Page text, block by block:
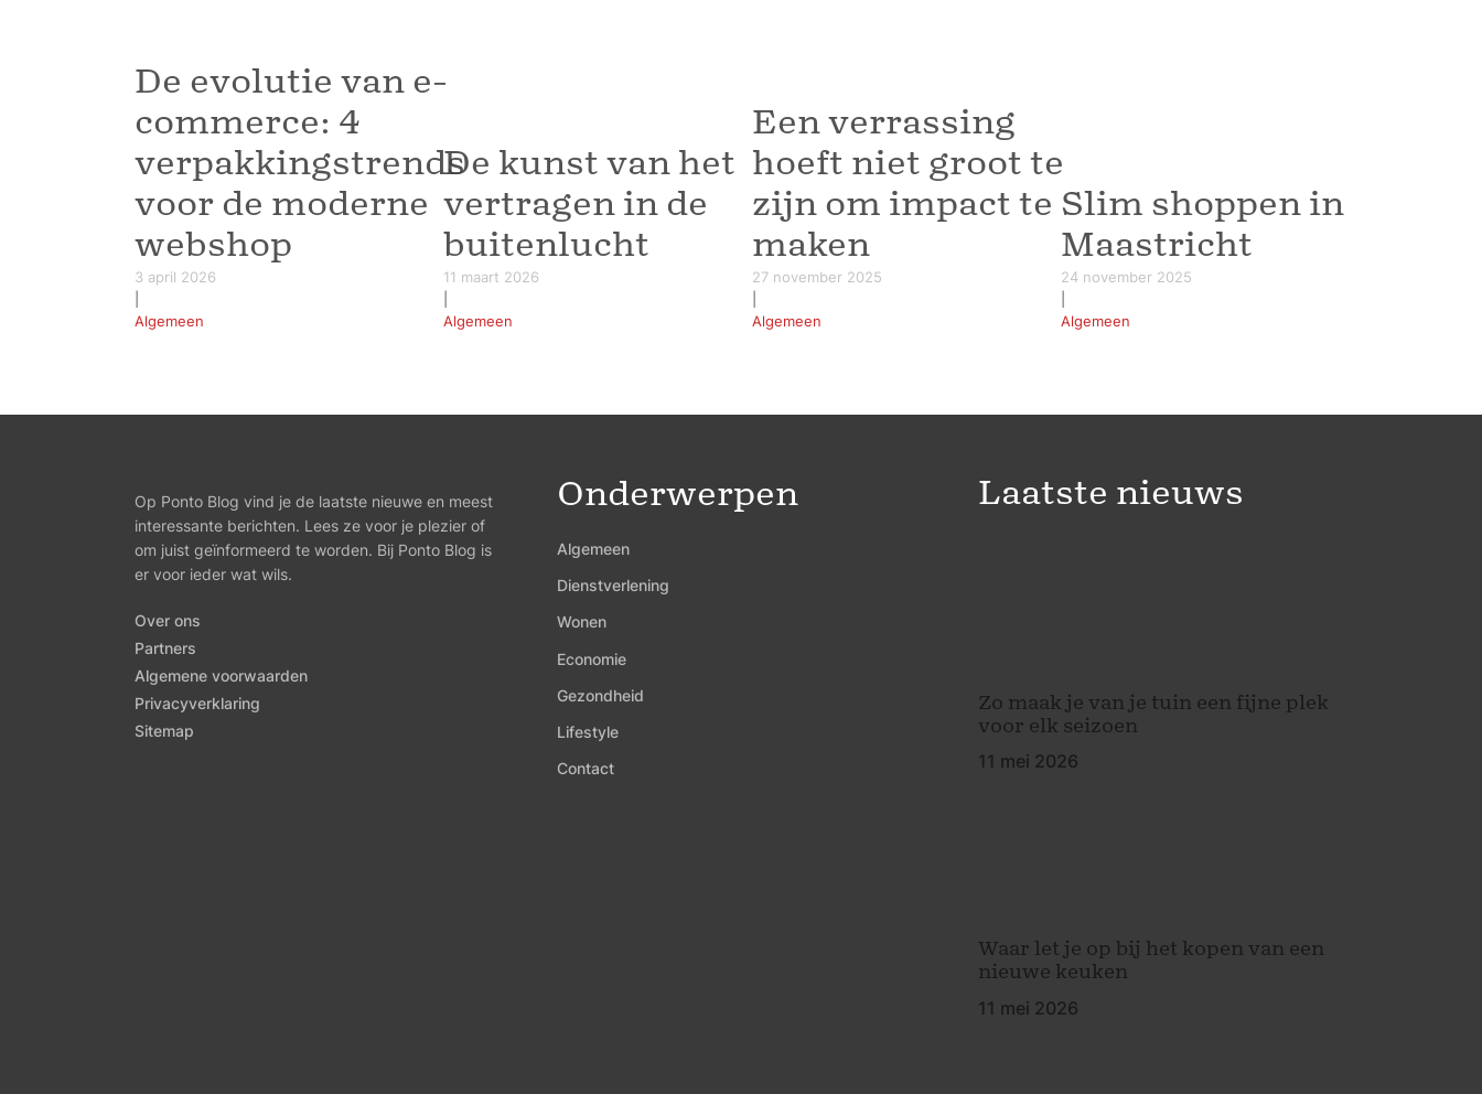
De evolutie van e-
commerce: 4
verpakkingstrends
voor de moderne
webshop
3 april 2026
Algemeen
De kunst van het
vertragen in de
buitenlucht
11 maart 2026
Algemeen
Een verrassing
hoeft niet groot te
zijn om impact te
maken
27 november 2025
Algemeen
Slim shoppen in
Maastricht
24 november 2025
Algemeen
Op Ponto Blog vind je de laatste nieuwe en meest
interessante berichten. Lees ze voor je plezier of
om juist geïnformeerd te worden. Bij Ponto Blog is
er voor ieder wat wils.
Over ons
Partners
Algemene voorwaarden
Privacyverklaring
Sitemap
Onderwerpen
Algemeen
Dienstverlening
Wonen
Economie
Gezondheid
Lifestyle
Contact
Laatste nieuws
Zo maak je van je tuin een fijne plek
voor elk seizoen
11 mei 2026
Waar let je op bij het kopen van een
nieuwe keuken
11 mei 2026